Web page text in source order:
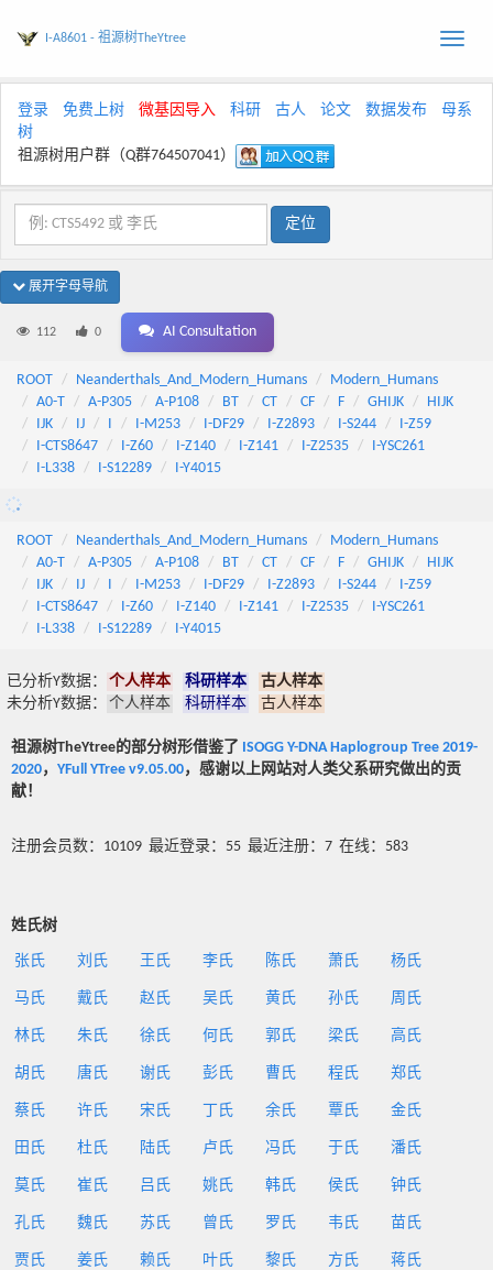
Toggle
I-A8601 - 祖源树TheYtree
登录 免费上树 微基因导入 科研 古人 论文 数据发布
母系
树
祖源树用户群（Q群764507041）
展开字母导航
112 0 AI Consultation
ROOT Neanderthals_And_Modern_Humans
Modern_Humans
A0-T
A-P305 A-P108 BT CT CF F GHIJK
HIJK
IJK
IJ I I-M253 I-DF29 I-Z2893 I-S244
I-Z59
I-CTS8647
I-Z60 I-Z140 I-Z141 I-Z2535
I-YSC261
I-L338
I-S12289 I-Y4015
ROOT Neanderthals_And_Modern_Humans
Modern_Humans
A0-T
A-P305 A-P108 BT CT CF F GHIJK
HIJK
IJK
IJ I I-M253 I-DF29 I-Z2893 I-S244
I-Z59
I-CTS8647
I-Z60 I-Z140 I-Z141 I-Z2535
I-YSC261
I-L338
I-S12289 I-Y4015
已分析Y数据： 个人样本 科研样本
古人样本
未分析Y数据：
个人样本 科研样本 古人样本
祖源树TheYtree的部分树形借鉴了 ISOGG Y-DNA Haplogroup Tree 2019-
2020， YFull YTree v9.05.00，感谢以上网站对人类父系研究做出的贡
献！
注册会员数：10109 最近登录：55 最近注册：7 在线：583
姓氏树
张氏 刘氏 王氏 李氏 陈氏 萧氏 杨氏
马氏 戴氏 赵氏 吴氏 黄氏 孙氏 周氏
林氏 朱氏 徐氏 何氏 郭氏 梁氏 高氏
胡氏 唐氏 谢氏 彭氏 曹氏 程氏 郑氏
蔡氏 许氏 宋氏 丁氏 余氏 覃氏 金氏
田氏 杜氏 陆氏 卢氏 冯氏 于氏 潘氏
莫氏 崔氏 吕氏 姚氏 韩氏 侯氏 钟氏
孔氏 魏氏 苏氏 曾氏 罗氏 韦氏 苗氏
贾氏 姜氏 赖氏 叶氏 黎氏 方氏 蒋氏